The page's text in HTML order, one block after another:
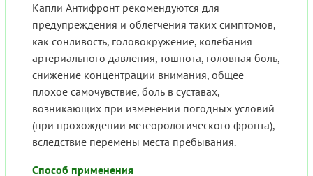
Капли Антифронт рекомендуются для
предупреждения и облегчения таких симптомов,
как сонливость, головокружение, колебания
артериального давления, тошнота, головная боль,
снижение концентрации внимания, общее
плохое самочувствие, боль в суставах,
возникающих при изменении погодных условий
(при прохождении метеорологического фронта),
вследствие перемены места пребывания.
Способ применения